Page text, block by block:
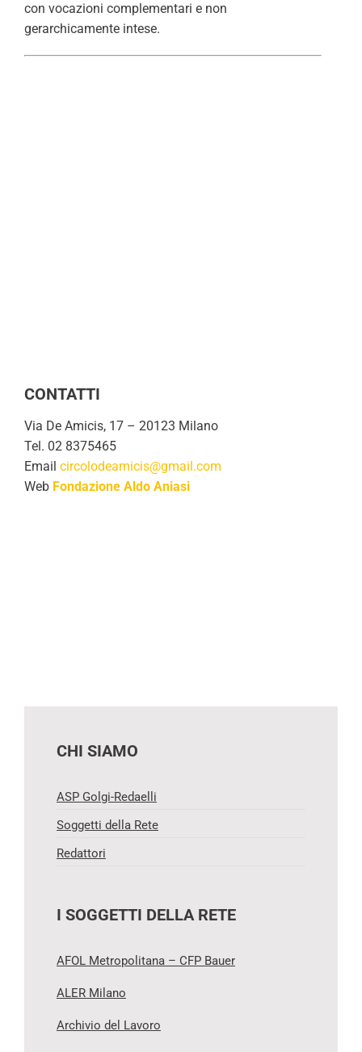
con vocazioni complementari e non
gerarchicamente intese.
CONTATTI
Via De Amicis, 17 – 20123 Milano
Tel. 02 8375465
Email circolodeamicis@gmail.com
Web Fondazione Aldo Aniasi
CHI SIAMO
ASP Golgi-Redaelli
Soggetti della Rete
Redattori
I SOGGETTI DELLA RETE
AFOL Metropolitana – CFP Bauer
ALER Milano
Archivio del Lavoro